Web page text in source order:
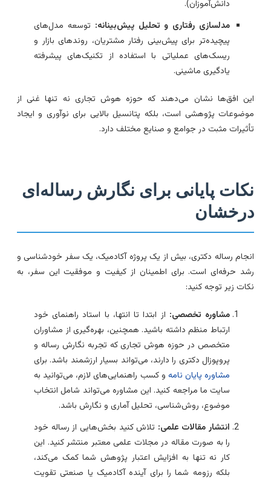
دانش‌آموزان).
مدلسازی رفتاری و تحلیل پیش‌بینانه:توسعه مدل‌های
پیچیده‌تر برای پیش‌بینی رفتار مشتریان، روندهای بازار و
ریسک‌های عملیاتی با استفاده از تکنیک‌های پیشرفته
یادگیری ماشینی.
افق‌ها نشان می‌دهند که حوزه هوش تجاری نه تنها غنی از
پژوهشی است، بلکه پتانسیل بالایی برای نوآوری و ایجاد
مثبت در جوامع و صنایع مختلف دارد.
پایانی برای نگارش رساله‌ای
رساله دکتری، بیش از یک پروژه آکادمیک، یک سفر خودشناسی و
حرفه‌ای است. برای اطمینان از کیفیت و موفقیت این سفر، به
زیر توجه کنید:
مشاوره تخصصی:از ابتدا تا انتها، با استاد راهنمای خود
ارتباط منظم داشته باشید. همچنین، بهره‌گیری از مشاوران
متخصص در حوزه هوش تجاری که تجربه نگارش رساله و
پروپوزال دکتری را دارند، می‌تواند بسیار ارزشمند باشد. برای
مشاوره پایان نامهو کسب راهنمایی‌های لازم، می‌توانید به
سایت ما مراجعه کنید. این مشاوره می‌تواند شامل انتخاب
موضوع، روش‌شناسی، تحلیل آماری و نگارش باشد.
انتشار مقالات علمی:تلاش کنید بخش‌هایی از رساله خود
را به صورت مقاله در مجلات علمی معتبر منتشر کنید. این
کار نه تنها به افزایش اعتبار پژوهش شما کمک می‌کند،
بلکه رزومه شما را برای آینده آکادمیک یا صنعتی تقویت